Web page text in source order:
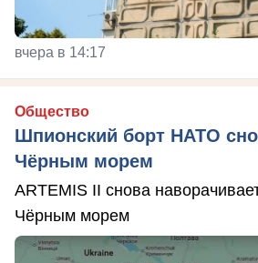
вчера в 14:17
Общество
Шпионский борт НАТО
Чёрным морем
ARTEMIS II снова
Чёрным морем